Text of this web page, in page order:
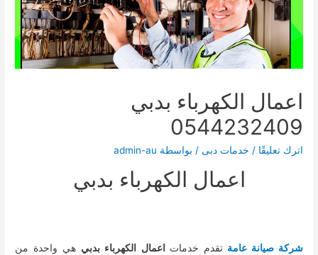
اعمال الكهرباء بدبي
0544232409
اترك تعليقًا / خدمات دبى / بواسطة admin-au
اعمال الكهرباء بدبي
شركة صيانة عامةتقدم خدمات اعمال الكهرباء بدبي هي واحدة من